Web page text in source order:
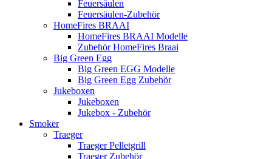
Feuersäulen
Feuersäulen-Zubehör
HomeFires BRAAI
HomeFires BRAAI Modelle
Zubehör HomeFires Braai
Big Green Egg
Big Green EGG Modelle
Big Green Egg Zubehör
Jukeboxen
Jukeboxen
Jukebox - Zubehör
Smoker
Traeger
Traeger Pelletgrill
Traeger Zubehör